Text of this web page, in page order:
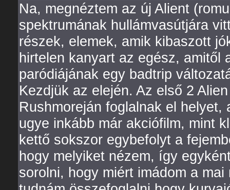
Na, megnéztem az új Alient
spektrumának hullámvasútjára
részek, elemek, amik kibaszott
hirtelen kanyart az egész, amitől
paródiájának egy badtrip
Kezdjük az elején. Az első 2
Rushmoreján foglalnak el
ugye inkább már akciófilm, mint
kettő sokszor egybefolyt a
hogy melyiket nézem, így
sorolni, hogy miért imádom a